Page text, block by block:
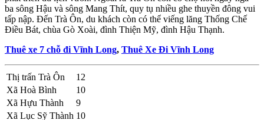
ba sông Hậu và sông Mang Thít, quy tụ nhiều ghe thuyền đông vui
tấp nập. Đến Trà Ôn, du khách còn có thể viếng lăng Thống Chế
Điều Bát, chùa Gò Xoài, đình Thiện Mỹ, đình Hậu Thạnh.
Thuê xe 7 chỗ đi Vĩnh Long, Thuê Xe Đi Vĩnh Long
Thị trấn Trà Ôn
12
Xã Hoà Bình
10
Xã Hựu Thành
9
Xã Lục Sỹ Thành 10